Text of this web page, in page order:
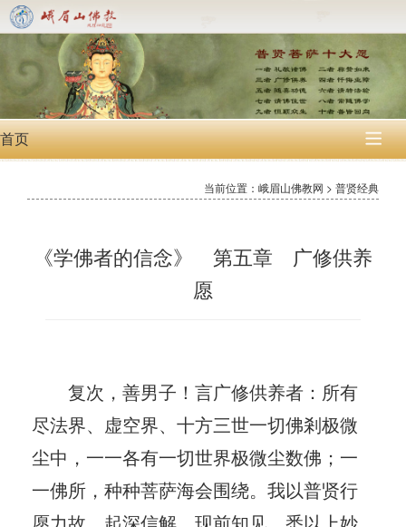
首页 
当前位置：峨眉山佛教网 > 普贤经典
《学佛者的信念》 第五章 广修供养
愿
复次，善男子！言广修供养者：所有
尽法界、虚空界、十方三世一切佛剎极微
尘中，一一各有一切世界极微尘数佛；一
一佛所，种种菩萨海会围绕。我以普贤行